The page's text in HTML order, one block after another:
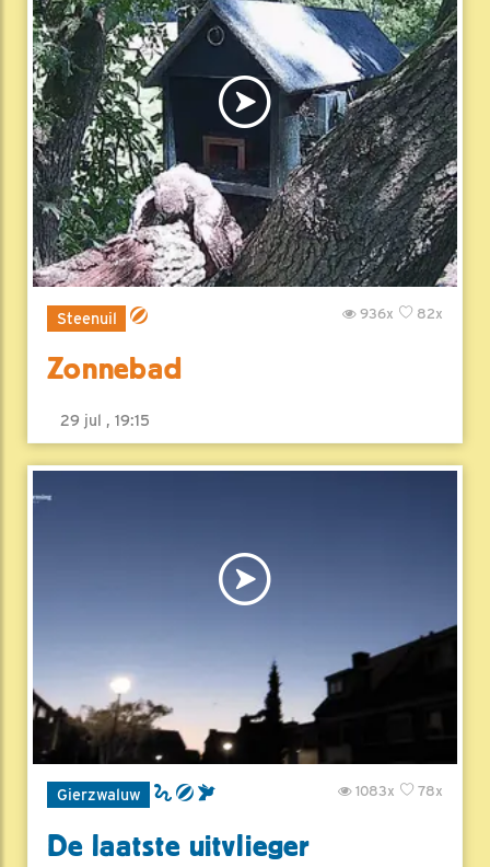
Steenuil 82x
936x
Zonnebad
29 jul , 19:15
Gierzwaluw 78x
1083x
De laatste uitvlieger